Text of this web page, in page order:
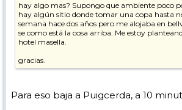
hay algo mas? Supongo que ambiente poco
hay algún sitio donde tomar una copa hasta
semana hace dos años pero me alojaba en
se como está la cosa arriba. Me estoy
hotel masella.
gracias.
Para eso baja a Puigcerda, a 10